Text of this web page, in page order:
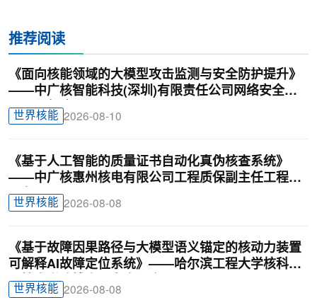
推荐阅读
《面向核能领域的大模型攻击监测与安全防护提升》
——中广核智能科技(深圳)有限责任公司网络安全助
理工程师陈兴
世界核能 2026-08-10
《基于人工智能的质量证书自动化真伪核查系统》
——中广核惠州核电有限公司工程质保副主任工程师
刁龙
世界核能 2026-08-08
《基于故障因果路径与大模型语义锚定的核动力装置
可解释AI故障定位系统》——哈尔滨工程大学核科学
与技术学院博士研究生汪鑫
世界核能 2026-08-08